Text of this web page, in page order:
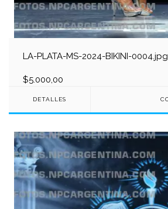
LA-PLATA-MS-2024-BIKINI-0004.jpg
$5.000,00
DETALLES